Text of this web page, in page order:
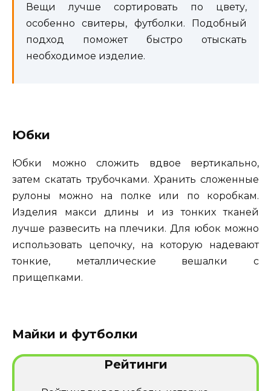
Вещи лучше сортировать по цвету,
особенно свитеры, футболки. Подобный
подход поможет быстро отыскать
необходимое изделие.
Юбки
Юбки можно сложить вдвое вертикально,
затем скатать трубочками. Хранить сложенные
рулоны можно на полке или по коробкам.
Изделия макси длины и из тонких тканей
лучше развесить на плечики. Для юбок можно
использовать цепочку, на которую надевают
тонкие, металлические вешалки с
прищепками.
Майки и футболки
Рейтинги